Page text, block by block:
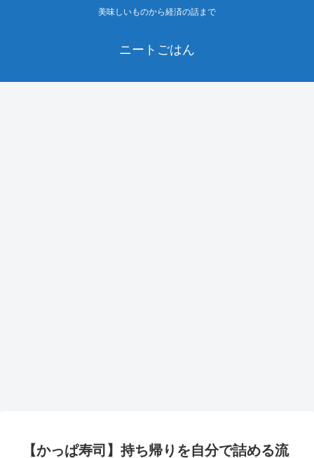
美味しいものから経済の話まで
ニートごはん
【かっぱ寿司】持ち帰りを自分で詰める流